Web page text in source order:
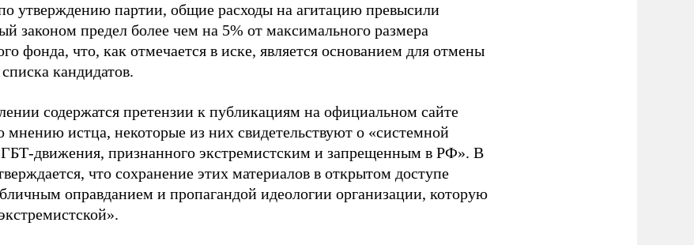
утверждению партии, общие расходы на агитацию превысили
законом предел более чем на 5% от максимального размера
фонда, что, как отмечается в иске, является основанием для отмены
кандидатов.
содержатся претензии к публикациям на официальном сайте
мнению истца, некоторые из них свидетельствуют о «системной
движения, признанного экстремистским и запрещенным в РФ». В
что сохранение этих материалов в открытом доступе
оправданием и пропагандой идеологии организации, которую